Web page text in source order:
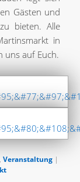
Gästen und
bieten. Alle
in
uns auf Euch.
, Veranstaltung |